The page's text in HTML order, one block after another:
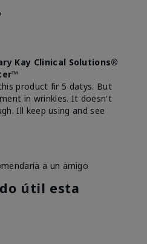
Kay Clinical Solutions®
product fir 5 datys. But
in wrinkles. It doesn't
Ill keep using and see
a un amigo
útil esta